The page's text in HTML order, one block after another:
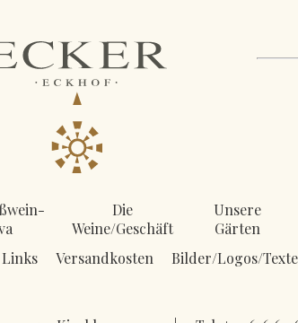
Die
Weine/Geschäft
Unsere
Gärten
Links Versandkosten Bilder/Logos/Texte